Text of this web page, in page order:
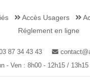
Accès Usagers
Réglement en ligne
87 34 43 43
- Ven : 8h00 - 12h15 / 13h15